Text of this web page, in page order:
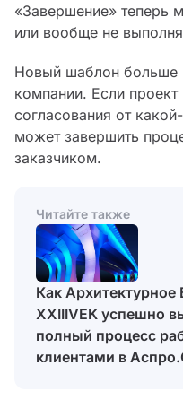
«Завершение» теперь
или вообще не
Новый шаблон больше
компании. Если проект
согласования от
может завершить
заказчиком.
Читайте также
Как Архитектурное
XXIIIVEK успешно
полный процесс
клиентами в